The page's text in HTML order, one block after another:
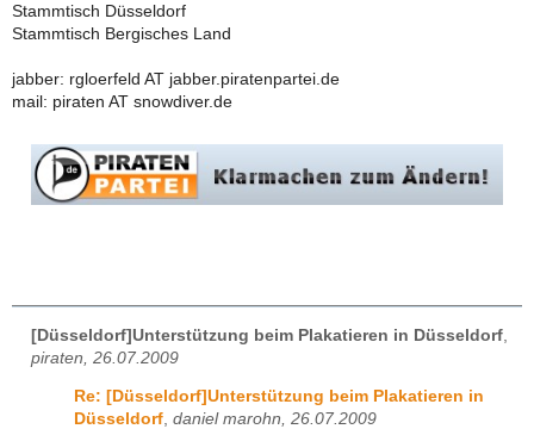
Stammtisch Düsseldorf
Stammtisch Bergisches Land
jabber: rgloerfeld AT jabber.piratenpartei.de
mail: piraten AT snowdiver.de
[Düsseldorf]Unterstützung beim Plakatieren in Düsseldorf
piraten, 26.07.2009
Re: [Düsseldorf]Unterstützung beim Plakatieren in
Düsseldorf, daniel marohn, 26.07.2009